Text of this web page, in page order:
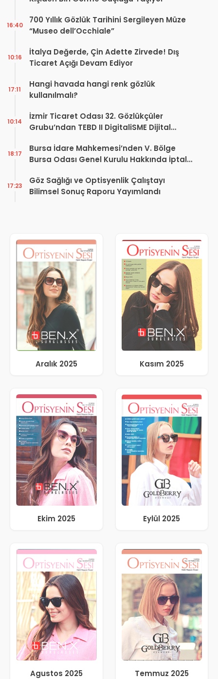
700 Yıllık Gözlük Tarihini Sergileyen Müze
“Museo dell’Occhiale”
16:40
İtalya Değerde, Çin Adette Zirvede! Dış
Ticaret Açığı Devam Ediyor
10:16
Hangi havada hangi renk gözlük
kullanılmalı?
17:11
İzmir Ticaret Odası 32. Gözlükçüler
Grubu’ndan TEBD II DigitaliSME Dijital
10:14
Bursa İdare Mahkemesi’nden V. Bölge
Bursa Odası Genel Kurulu Hakkında İptal
18:17
Göz Sağlığı ve Optisyenlik Çalıştayı
Bilimsel Sonuç Raporu Yayımlandı
17:23
Aralık 2025 Kasım 2025
Ekim 2025 Eylül 2025
Agustos 2025 Temmuz 2025